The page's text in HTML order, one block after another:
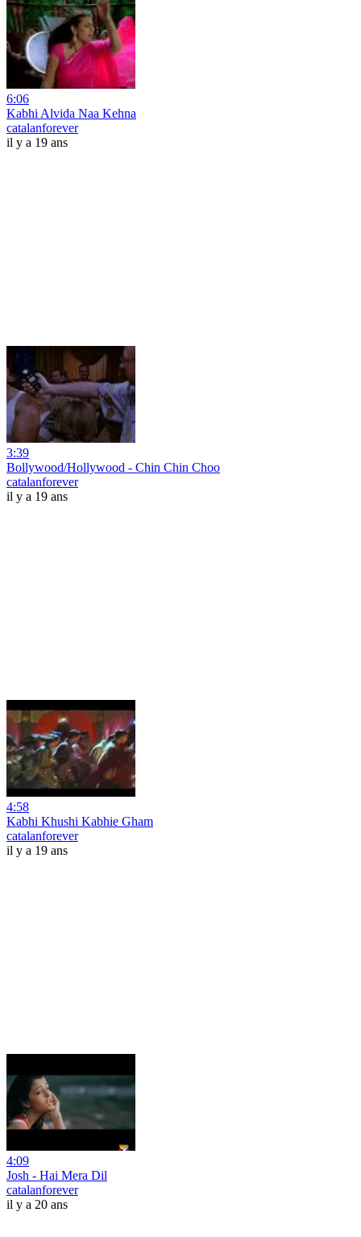
6:06
Kabhi Alvida Naa Kehna
catalanforever
il y a 19 ans
3:39
Bollywood/Hollywood - Chin Chin Choo
catalanforever
il y a 19 ans
4:58
Kabhi Khushi Kabhie Gham
catalanforever
il y a 19 ans
4:09
Josh - Hai Mera Dil
catalanforever
il y a 20 ans